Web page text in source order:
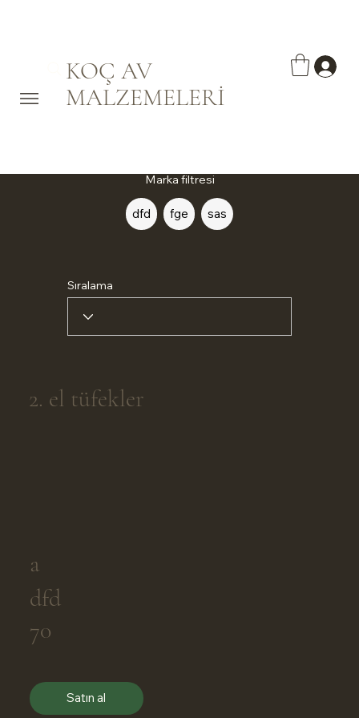
KOÇ AV
MALZEMELERİ
Marka filtresi
dfd fge sas
Sıralama
2. el tüfekler
a
dfd
70
Satın al